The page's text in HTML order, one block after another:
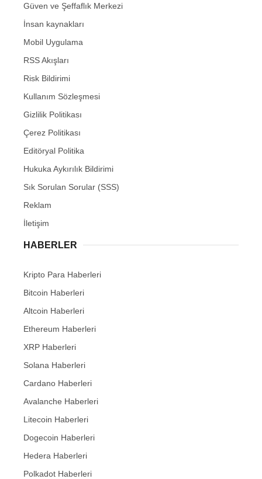
Güven ve Şeffaflık Merkezi
İnsan kaynakları
Mobil Uygulama
RSS Akışları
Risk Bildirimi
Kullanım Sözleşmesi
Gizlilik Politikası
Çerez Politikası
Editöryal Politika
Hukuka Aykırılık Bildirimi
Sık Sorulan Sorular (SSS)
Reklam
İletişim
HABERLER
Kripto Para Haberleri
Bitcoin Haberleri
Altcoin Haberleri
Ethereum Haberleri
XRP Haberleri
Solana Haberleri
Cardano Haberleri
Avalanche Haberleri
Litecoin Haberleri
Dogecoin Haberleri
Hedera Haberleri
Polkadot Haberleri